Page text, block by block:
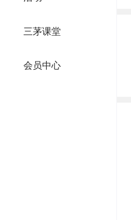
三茅课堂
会员中心